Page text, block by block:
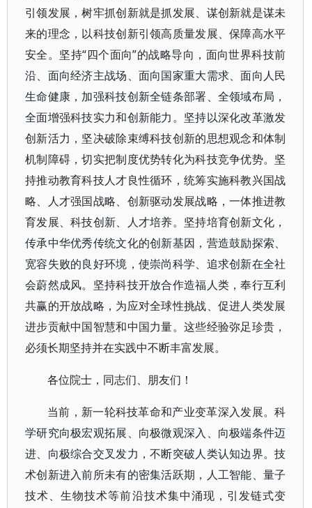
引领发展，树牢抓创新就是抓发展、谋创新就是谋未
来的理念，以科技创新引领高质量发展、保障高水平
安全。坚持“四个面向”的战略导向，面向世界科技前
沿、面向经济主战场、面向国家重大需求、面向人民
生命健康，加强科技创新全链条部署、全领域布局，
全面增强科技实力和创新能力。坚持以深化改革激发
创新活力，坚决破除束缚科技创新的思想观念和体制
机制障碍，切实把制度优势转化为科技竞争优势。坚
持推动教育科技人才良性循环，统筹实施科教兴国战
略、人才强国战略、创新驱动发展战略，一体推进教
育发展、科技创新、人才培养。坚持培育创新文化，
传承中华优秀传统文化的创新基因，营造鼓励探索、
宽容失败的良好环境，使崇尚科学、追求创新在全社
会蔚然成风。坚持科技开放合作造福人类，奉行互利
共赢的开放战略，为应对全球性挑战、促进人类发展
进步贡献中国智慧和中国力量。这些经验弥足珍贵，
必须长期坚持并在实践中不断丰富发展。
各位院士，同志们、朋友们！
当前，新一轮科技革命和产业变革深入发展。科
学研究向极宏观拓展、向极微观深入、向极端条件迈
进、向极综合交叉发力，不断突破人类认知边界。技
术创新进入前所未有的密集活跃期，人工智能、量子
技术、生物技术等前沿技术集中涌现，引发链式变